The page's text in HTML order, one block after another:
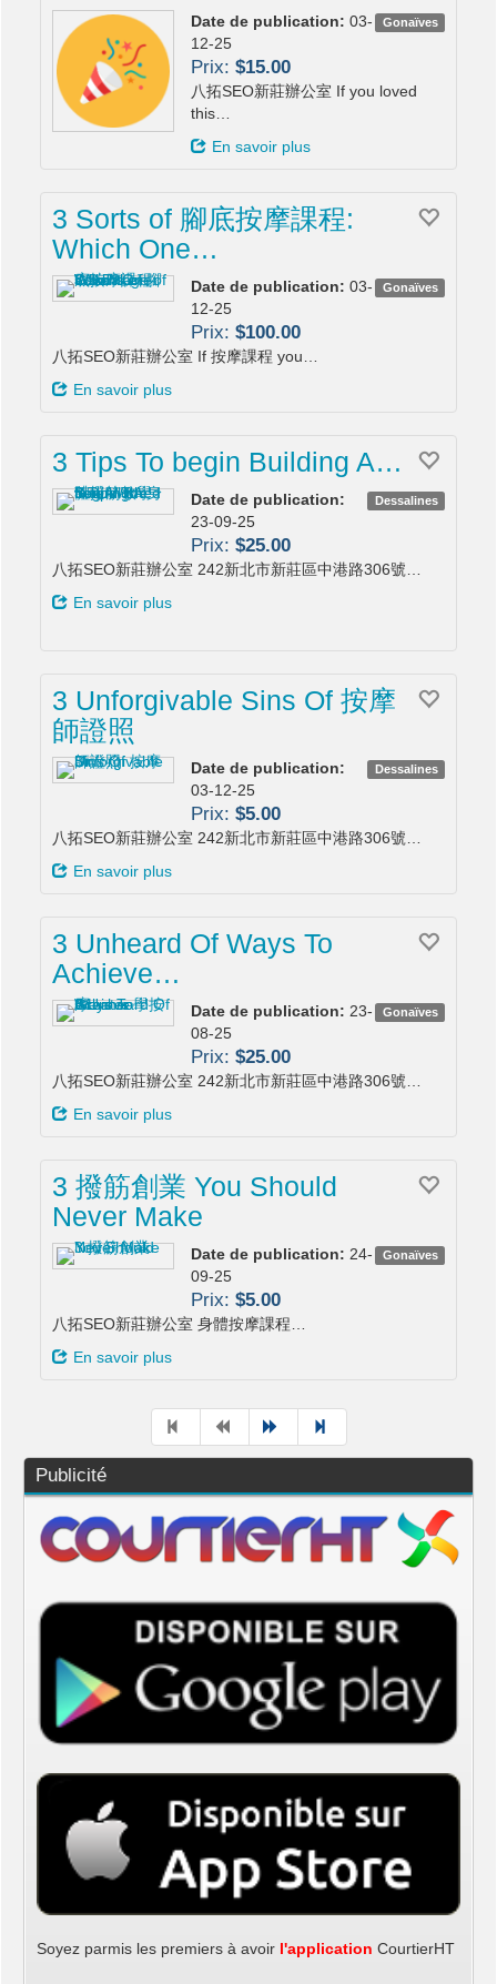
Gonaïves
Date de publication: 03-
12-25
Prix: $15.00
八拓SEO新莊辦公室 If you loved
this…
En savoir plus
3 Sorts of 腳底按摩課程:
Which One…
Gonaïves
Date de publication: 03-
12-25
Prix: $100.00
八拓SEO新莊辦公室 If 按摩課程 you…
En savoir plus
3 Tips To begin Building A…
Dessalines
Date de publication:
23-09-25
Prix: $25.00
八拓SEO新莊辦公室 242新北市新莊區中港路306號…
En savoir plus
3 Unforgivable Sins Of 按摩
師證照
Dessalines
Date de publication:
03-12-25
Prix: $5.00
八拓SEO新莊辦公室 242新北市新莊區中港路306號…
En savoir plus
3 Unheard Of Ways To
Achieve…
Gonaïves
Date de publication: 23-
08-25
Prix: $25.00
八拓SEO新莊辦公室 242新北市新莊區中港路306號…
En savoir plus
3 撥筋創業 You Should
Never Make
Gonaïves
Date de publication: 24-
09-25
Prix: $5.00
八拓SEO新莊辦公室 身體按摩課程…
En savoir plus
Publicité
Soyez parmis les premiers à avoir l'application CourtierHT